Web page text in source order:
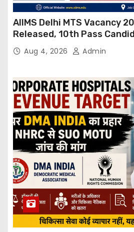
AIIMS Delhi MTS Vacancy
Released, 10th Pass
Through Email
Aug 4, 2026 Admin